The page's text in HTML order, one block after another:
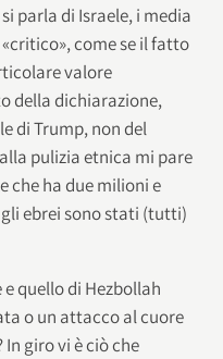
parla di Israele, i media
come se il fatto
valore
della dichiarazione,
di Trump, non del
pulizia etnica mi pare
che ha due milioni e
ebrei sono stati (tutti)
quello di Hezbollah
o un attacco al cuore
giro vi è ciò che